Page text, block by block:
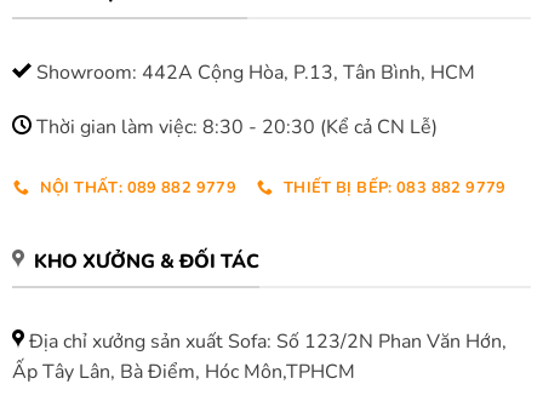
Showroom: 442A Cộng Hòa, P.13, Tân Bình, HCM
Thời gian làm việc: 8:30 - 20:30 (Kể cả CN Lễ)
NỘI THẤT: 089 882 9779 THIẾT BỊ BẾP: 083 882 9779
KHO XƯỞNG & ĐỐI TÁC
Địa chỉ xưởng sản xuất Sofa: Số 123/2N Phan Văn Hớn,
Ấp Tây Lân, Bà Điểm, Hóc Môn,TPHCM